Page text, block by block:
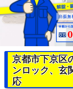
京都市下京区
ンロック、玄
応